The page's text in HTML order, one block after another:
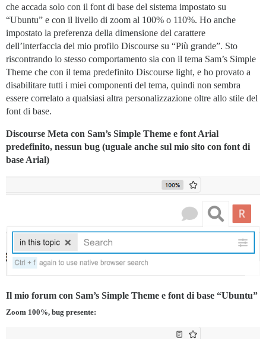
che accada solo con il font di base del sistema impostato su
“Ubuntu” e con il livello di zoom al 100% o 110%. Ho anche
impostato la preferenza della dimensione del carattere
dell’interfaccia del mio profilo Discourse su “Più grande”. Sto
riscontrando lo stesso comportamento sia con il tema Sam’s Simple
Theme che con il tema predefinito Discourse light, e ho provato a
disabilitare tutti i miei componenti del tema, quindi non sembra
essere correlato a qualsiasi altra personalizzazione oltre allo stile del
font di base.
Discourse Meta con Sam’s Simple Theme e font Arial
predefinito, nessun bug (uguale anche sul mio sito con font di
base Arial)
Il mio forum con Sam’s Simple Theme e font di base “Ubuntu”
Zoom 100%, bug presente: